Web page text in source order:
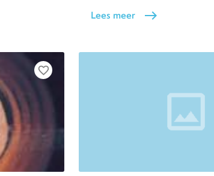
Lees meer east
favorite_border